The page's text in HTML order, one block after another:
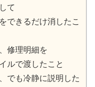
て
できるだけ消したこ
修理明細を
ルで渡したこと
でも冷静に説明した